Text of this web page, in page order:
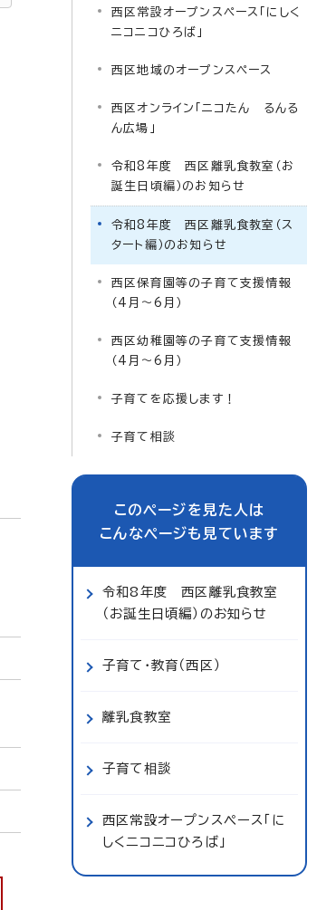
西区常設オープンスペース「にしく
ニコニコひろば」
西区地域のオープンスペース
西区オンライン「ニコたん るんる
ん広場」
令和8年度 西区離乳食教室（お
誕生日頃編）のお知らせ
令和8年度 西区離乳食教室（ス
タート編）のお知らせ
西区保育園等の子育て支援情報
（4月～6月）
西区幼稚園等の子育て支援情報
（4月～6月）
子育てを応援します！
子育て相談
このページを見た人は
こんなページも見ています
令和8年度 西区離乳食教室
（お誕生日頃編）のお知らせ
子育て・教育（西区）
離乳食教室
子育て相談
西区常設オープンスペース「に
しくニコニコひろば」